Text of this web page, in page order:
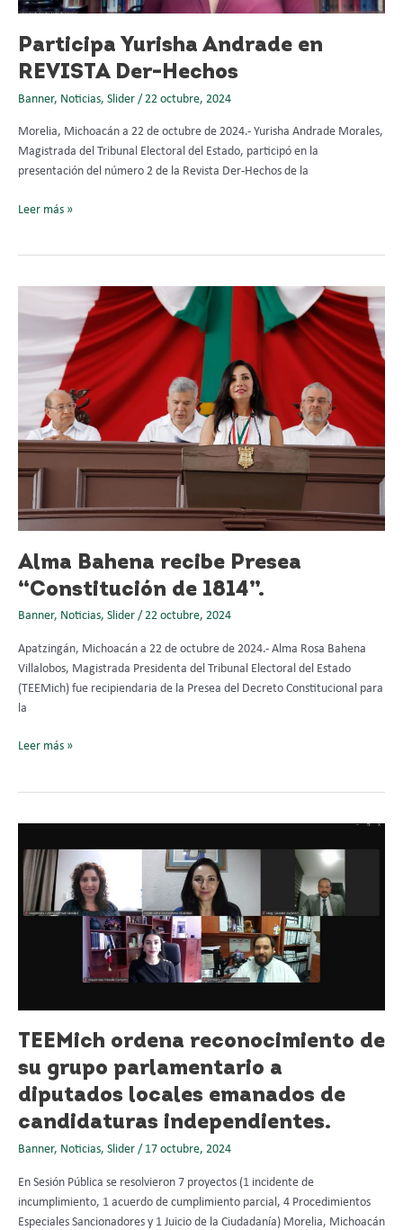
Participa Yurisha Andrade en
REVISTA Der-Hechos
Banner, Noticias, Slider / 22 octubre, 2024
Morelia, Michoacán a 22 de octubre de 2024.- Yurisha Andrade Morales,
Magistrada del Tribunal Electoral del Estado, participó en la
presentación del número 2 de la Revista Der-Hechos de la
Leer más »
Alma Bahena recibe Presea
“Constitución de 1814”.
Banner, Noticias, Slider / 22 octubre, 2024
Apatzingán, Michoacán a 22 de octubre de 2024.- Alma Rosa Bahena
Villalobos, Magistrada Presidenta del Tribunal Electoral del Estado
(TEEMich) fue recipiendaria de la Presea del Decreto Constitucional para
la
Bahena
Presea
“Constitución
1814”.
Leer más »
TEEMich ordena reconocimiento de
su grupo parlamentario a
diputados locales emanados de
candidaturas independientes.
Banner, Noticias, Slider / 17 octubre, 2024
En Sesión Pública se resolvieron 7 proyectos (1 incidente de
incumplimiento, 1 acuerdo de cumplimiento parcial, 4 Procedimientos
Especiales Sancionadores y 1 Juicio de la Ciudadanía) Morelia, Michoacán
ordena
reconocimiento
su
locales
emanados
de
candidaturas
independientes.